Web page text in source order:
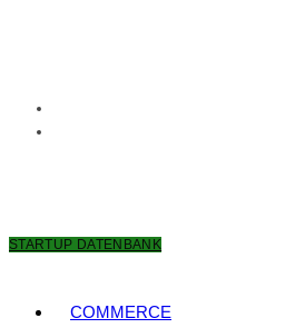
STARTUP DATENBANK
COMMERCE